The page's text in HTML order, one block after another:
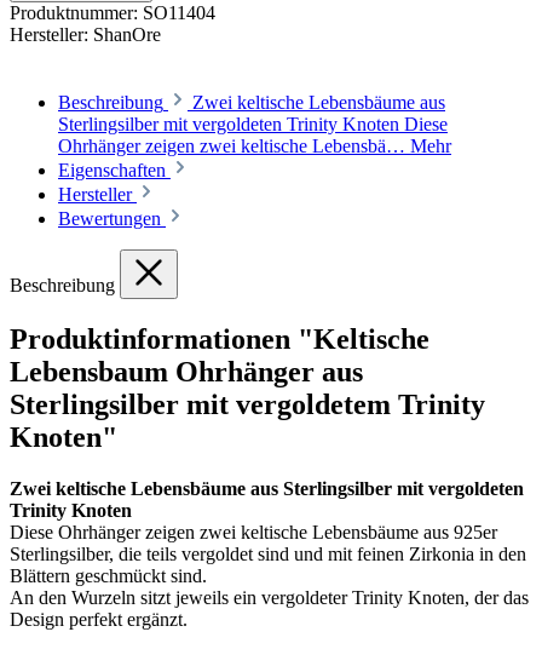
Produktnummer: SO11404
Hersteller: ShanOre
Beschreibung
Zwei keltische Lebensbäume aus
Sterlingsilber mit vergoldeten Trinity Knoten Diese
Ohrhänger zeigen zwei keltische Lebensbä… Mehr
Eigenschaften
Hersteller
Bewertungen
Beschreibung
Produktinformationen "Keltische
Lebensbaum Ohrhänger aus
Sterlingsilber mit vergoldetem Trinity
Knoten"
Zwei keltische Lebensbäume aus Sterlingsilber mit vergoldeten
Trinity Knoten
Diese Ohrhänger zeigen zwei keltische Lebensbäume aus 925er
Sterlingsilber, die teils vergoldet sind und mit feinen Zirkonia in den
Blättern geschmückt sind.
An den Wurzeln sitzt jeweils ein vergoldeter Trinity Knoten, der das
Design perfekt ergänzt.